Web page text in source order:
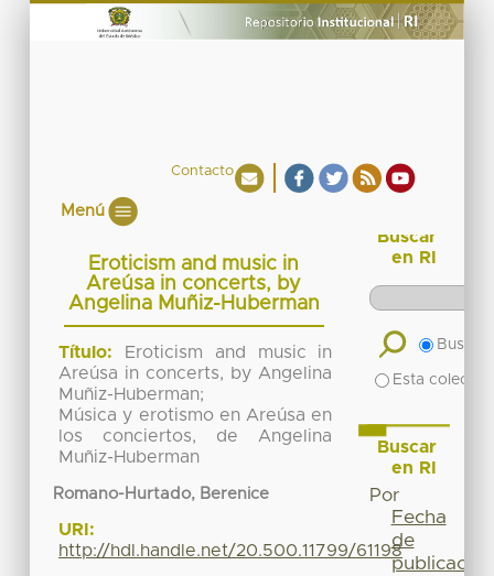
Contacto
Menú
Eroticism and music in
Areúsa in concerts, by
Angelina Muñiz-Huberman
Título:
Eroticism and music in
Areúsa in concerts, by Angelina
Muñiz-Huberman;
Música y erotismo en Areúsa en
los conciertos, de Angelina
Muñiz-Huberman
Romano-Hurtado, Berenice
URI:
http://hdl.handle.net/20.500.11799/61198
Buscar
en RI
Buscar
Esta
Buscar
en RI
Por
Fecha
de
publicación